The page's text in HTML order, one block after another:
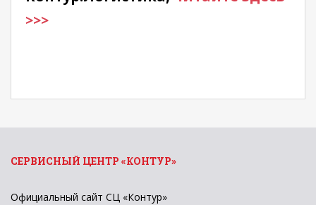
>>>
СЕРВИСНЫЙ ЦЕНТР «КОНТУР»
Официальный сайт СЦ «Контур»